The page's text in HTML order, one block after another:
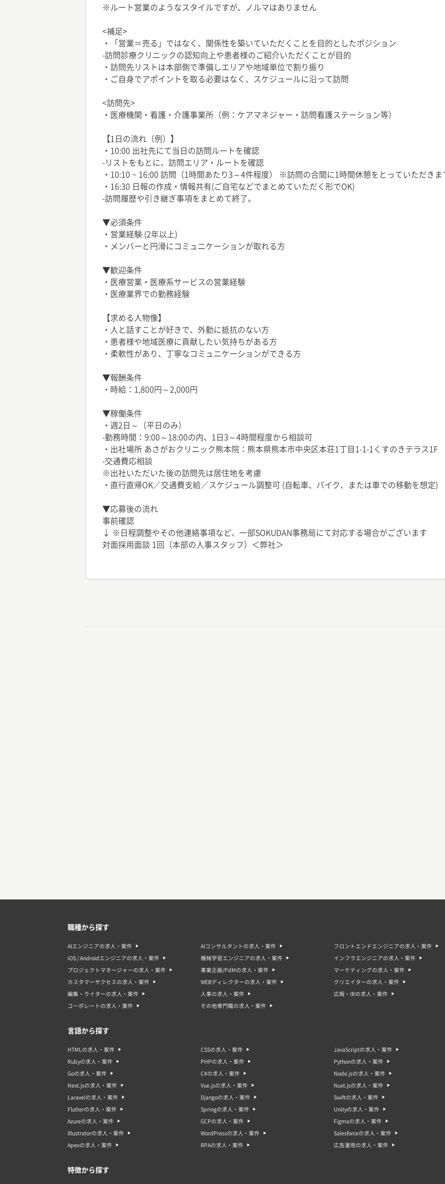
※ルート営業のようなスタイルですが、ノルマはありません
<補足>
・「営業＝売る」ではなく、関係性を築いていただくことを目的としたポジション
-訪問診療クリニックの認知向上や患者様のご紹介いただくことが目的
・訪問先リストは本部側で準備しエリアや地域単位で割り振り
・ご自身でアポイントを取る必要はなく、スケジュールに沿って訪問
<訪問先>
・医療機関・看護・介護事業所（例：ケアマネジャー・訪問看護ステーション等）
【1日の流れ（例）】
・10:00 出社先にて当日の訪問ルートを確認
-リストをもとに、訪問エリア・ルートを確認
・10:10 ~ 16:00 訪問（1時間あたり3～4件程度） ※訪問の合間に1時間休憩をとっていただきま
・16:30 日報の作成・情報共有(ご自宅などでまとめていただく形でOK)
-訪問履歴や引き継ぎ事項をまとめて終了。
▼必須条件
・営業経験 (2年以上)
・メンバーと円滑にコミュニケーションが取れる方
▼歓迎条件
・医療営業・医療系サービスの営業経験
・医療業界での勤務経験
【求める人物像】
・人と話すことが好きで、外勤に抵抗のない方
・患者様や地域医療に貢献したい気持ちがある方
・柔軟性があり、丁寧なコミュニケーションができる方
▼報酬条件
・時給：1,800円～2,000円
▼稼働条件
・週2日～（平日のみ）
-勤務時間：9:00～18:00の内、1日3～4時間程度から相談可
・出社場所 あさがおクリニック熊本院：熊本県熊本市中央区本荘1丁目1-1-1くすのきテラス1F
-交通費応相談
※出社いただいた後の訪問先は居住地を考慮
・直行直帰OK／交通費支給／スケジュール調整可 (自転車、バイク、または車での移動を想定)
▼応募後の流れ
事前確認
↓ ※日程調整やその他連絡事項など、一部SOKUDAN事務局にて対応する場合がございます
対面採用面談 1回（本部の人事スタッフ）＜弊社＞
職種から探す
AIエンジニアの求人・案件 AIコンサルタントの求人・案件 フロントエンドエンジニアの求人・案件
iOS / Androidエンジニアの求人・案件 機械学習エンジニアの求人・案件 インフラエンジニアの求人・案件
プロジェクトマネージャーの求人・案件 事業企画/PdMの求人・案件 マーケティングの求人・案件
カスタマーサクセスの求人・案件 WEBディレクターの求人・案件 クリエイターの求人・案件
編集・ライターの求人・案件 人事の求人・案件 広報・IRの求人・案件
コーポレートの求人・案件 その他専門職の求人・案件
言語から探す
HTMLの求人・案件 CSSの求人・案件 JavaScriptの求人・案件
Rubyの求人・案件 PHPの求人・案件 Pythonの求人・案件
Goの求人・案件 C#の求人・案件 Node.jsの求人・案件
Next.jsの求人・案件 Vue.jsの求人・案件 Nuxt.jsの求人・案件
Laravelの求人・案件 Djangoの求人・案件 Swiftの求人・案件
Flutterの求人・案件 Springの求人・案件 Unityの求人・案件
Azureの求人・案件 GCPの求人・案件 Figmaの求人・案件
Illustratorの求人・案件 WordPressの求人・案件 Salesforceの求人・案件
Apexの求人・案件 RPAの求人・案件 広告運用の求人・案件
特徴から探す